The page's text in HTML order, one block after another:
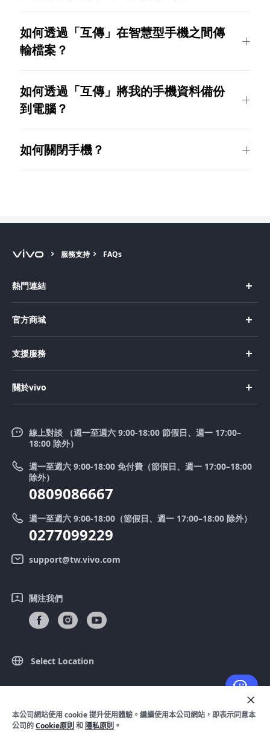
如何透過「互傳」在智慧型手機之間傳
輸檔案？
如何透過「互傳」將我的手機資料備份
到電腦？
如何關閉手機？
服務支持 FAQs
熱門連結
X200 Pro
X200
X200 FE
V50 Lite 5G
V50
官方商城
購買手機
購買配件
支援服務
服務中心
Funtouch OS
零配件價格查詢
送修服務
IMEI 碼驗證
客戶服務隱私權聲明
下載還原 Log 的 LUT
關於vivo
新聞中心
法律聲明
優惠活動
舊機換新機
vivo 隱私權中心
線上對談 （週一至週六 9:00-18:00 節假日、週一 17:00–
18:00 除外）
週一至週六 9:00-18:00 免付費（節假日、週一 17:00–18:00
除外）
0809086667
週一至週六 9:00-18:00（節假日、週一 17:00–18:00 除外）
0277099229
support@tw.vivo.com
關注我們
Select Location
© 2026 vivo Mobile Communication Co.， Ltd. 保留所有權利。
隱私政策 | Cookie 原則 | 隱私支持
本公司網站使用 cookie 提升使用體驗。繼續使用本公司網站，即表示同意本
公司的Cookie原則 和 隱私原則 。